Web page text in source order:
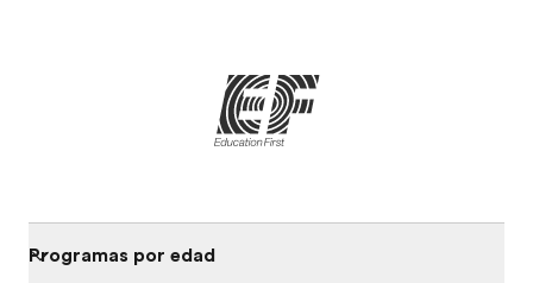
Programas por edad